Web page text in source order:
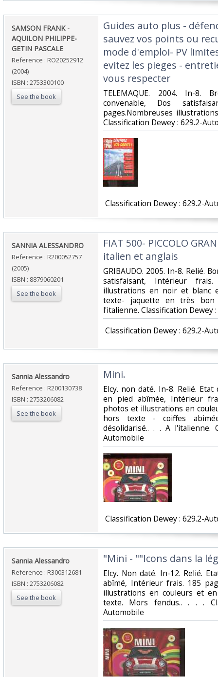
‎SAMSON FRANK -
AQUILON PHILIPPE-
GETIN PASCALE‎
Reference : RO20252912
(2004)
ISBN : 2753300100
See the book
‎Guides auto plus -
sauvez vos points ou
mode d'emploi- PV
evitez les pieges -
vous respecter‎
‎TELEMAQUE. 2004. In-8.
convenable, Dos
pages.Nombreuses
Classification Dewey : 629.2-
Classification Dewey : 629.2-
‎SANNIA ALESSANDRO‎
Reference : R200052757
(2005)
ISBN : 8879060201
See the book
‎FIAT 500- PICCOLO
italien et anglais‎
‎GRIBAUDO. 2005. In-8. Relié.
satisfaisant, Intérieur
illustrations en noir et blanc
texte- jaquette en très bon
l'italienne. Classification Dewey
Classification Dewey : 629.2-
‎Sannia Alessandro‎
Reference : R200130738
ISBN : 2753206082
See the book
‎Mini.‎
‎Elcy. non daté. In-8. Relié.
en pied abîmée, Intérieur
photos et illustrations en
hors texte - coiffes
désolidarisé.. . . A l'italienne.
Automobile‎
Classification Dewey : 629.2-
‎Sannia Alessandro‎
Reference : R300312681
ISBN : 2753206082
See the book
‎"Mini - ""Icons dans la
‎Elcy. Non daté. In-12. Relié.
abîmé, Intérieur frais. 185
illustrations en couleurs et
texte. Mors fendus.. . . .
Automobile‎